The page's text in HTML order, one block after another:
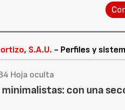
S.A.U. - Perfiles y
Hoja oculta
con una